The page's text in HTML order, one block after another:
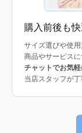
購入前後も
サイズ選びや使用
商品やサービスに
チャットでお気
当店スタッフが丁